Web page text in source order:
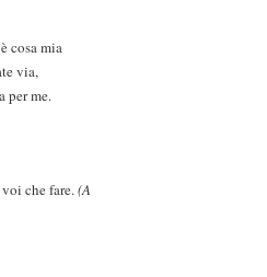
cosa mia
via,
per me.
che fare.(A